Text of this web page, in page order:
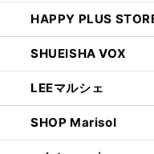
HAPPY PLUS
SHUEISHA VOX
LEEマルシェ
SHOP Marisol